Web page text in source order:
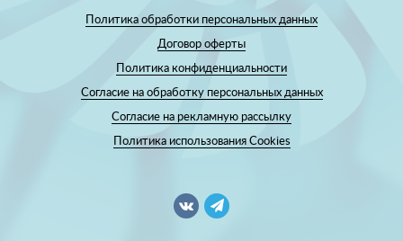
Политика обработки персональных данных
Договор оферты
Политика конфиденциальности
Согласие на обработку персональных данных
Согласие на рекламную рассылку
Политика использования Cookies